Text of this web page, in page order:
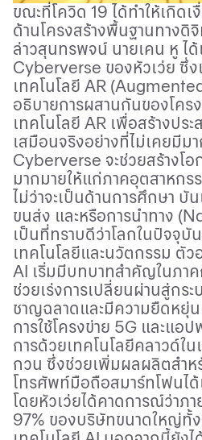
ขณะที่โควิด 19 ได้ทำให้เกิด
ด้านโครงสร้างพื้นฐานทางดิจิ
ล่าวสุนทรพจน์ นายเคน หู ไ
Cyberverse ของหัวเว่ย ซึ่
เทคโนโลยี AR
อธิบายการผสานกันของโคร
เทคโนโลยี AR เพื่อสร้างปร
เสมือนจริงอย่างที่ไม่เคยมีม
Cyberverse จะช่วยสร้างโ
มากมายให้แก่ภาคอุตสาหกร
ไม่ว่าจะเป็นด้านการศึกษา บั
ขนส่ง และหรือการนำทาง (
เป็นที่ทราบดีว่าโลกในปัจจุบั
เทคโนโลยีและนวัตกรรม ตัว
AI เริ่มมีบทบาทสำคัญในภา
ช่วยเร่งการเปลี่ยนผ่านสู่กร
ชาญฉลาดและมีความยืดหยุ่
การใช้โครงข่าย 5G และแอป
การด้วยเทคโนโลยีคลาวด์ใ
กวน ซึ่งช่วยเพิ่มผลผลิตสำห
โทรศัพท์มือถือสมาร์ทโฟนได้
โดยหัวเว่ยได้คาดการณ์ว่าภ
97% ของบริษัทขนาดใหญ่ทั้ง